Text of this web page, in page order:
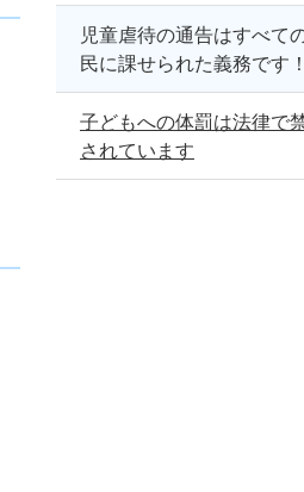
児童虐待の通告はすべて
民に課せられた義務です！
子どもへの体罰は法律で
されています